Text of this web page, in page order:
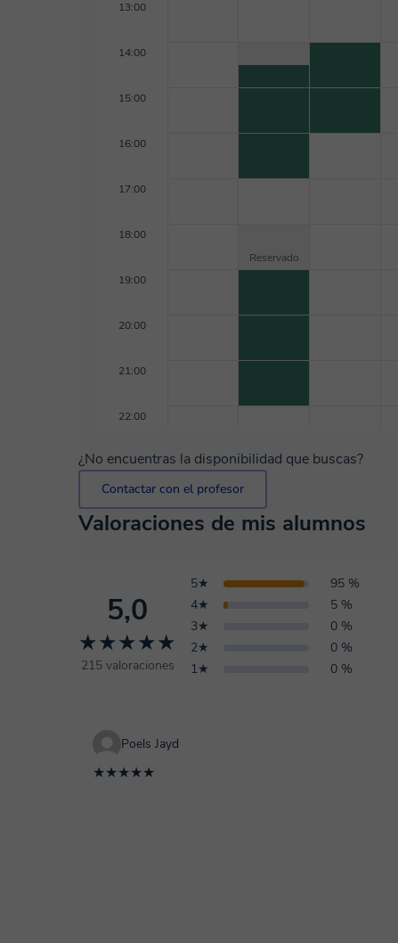
13:00
14:00
15:00
16:00
17:00
18:00
Reservado
19:00
20:00
21:00
22:00
¿No encuentras la disponibilidad que buscas?
Contactar con el profesor
Valoraciones de mis alumnos
5,0
★★★★★
215 valoraciones
5★
95 %
4★
5 %
3★
0 %
2★
0 %
1★
0 %
Poels Jayd
★★★★★